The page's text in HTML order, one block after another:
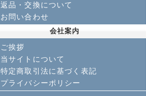
返品・交換について
お問い合わせ
会社案内
ご挨拶
当サイトについて
特定商取引法に基づく表記
プライバシーポリシー